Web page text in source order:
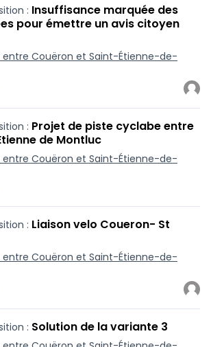
: Insuffisance marquée des
pour émettre un avis citoyen
entre Couëron et Saint-Étienne-de-
: Projet de piste cyclabe entre
de Montluc
entre Couëron et Saint-Étienne-de-
: Liaison velo Coueron- St
entre Couëron et Saint-Étienne-de-
: Solution de la variante 3